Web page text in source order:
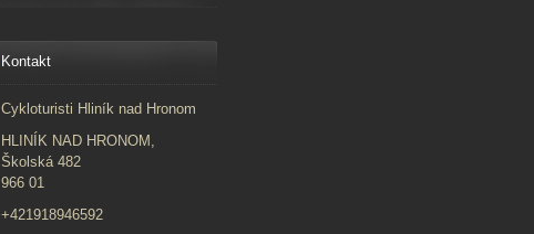
Kontakt
Cykloturisti Hliník nad Hronom
HLINÍK NAD HRONOM,
Školská 482
966 01
+421918946592